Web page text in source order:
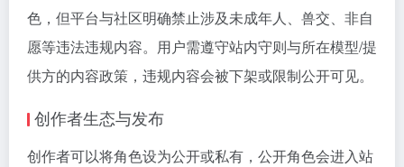
色，但平台与社区明确禁止涉及未成年人、兽交、非自
愿等违法违规内容。用户需遵守站内守则与所在模型/提
供方的内容政策，违规内容会被下架或限制公开可见。
创作者生态与发布
创作者可以将角色设为公开或私有，公开角色会进入站